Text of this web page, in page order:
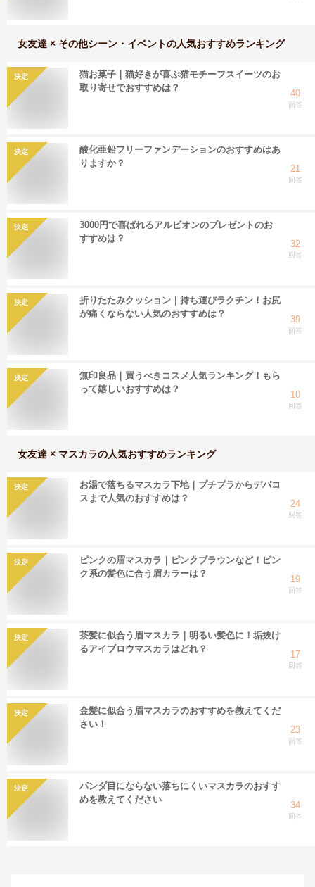
女友達 × その他シーン・イベントの人気おすすめランキング
決定
猫お菓子｜猫好きが喜ぶ猫モチーフスイーツのお
取り寄せでおすすめは？
40
回答
決定
酸化亜鉛フリーファンデーションのおすすめはあ
りますか？
21
回答
決定
3000円で喜ばれるアルビオンのプレゼントのお
すすめは？
32
回答
決定
折りたたみクッション｜持ち運びラクチン！お尻
が痛くならない人気のおすすめは？
39
回答
決定
無印良品｜買うべきコスメ人気ランキング！もら
って嬉しいおすすめは？
10
回答
女友達 × マスカラの人気おすすめランキング
決定
お湯で落ちるマスカラ下地｜プチプラからデパコ
スまで人気のおすすめは？
24
回答
決定
ピンクの眉マスカラ｜ピンクブラウンなど！ピン
ク系の髪色に合う眉カラーは？
19
回答
決定
茶髪に似合う眉マスカラ｜明るい髪色に！垢抜け
るアイブロウマスカラはどれ？
17
回答
決定
金髪に似合う眉マスカラのおすすめを教えてくだ
さい！
23
回答
決定
パンダ目にならない落ちにくいマスカラのおすす
めを教えてください
34
回答